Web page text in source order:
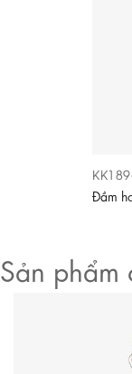
Đầm
Sản phẩm